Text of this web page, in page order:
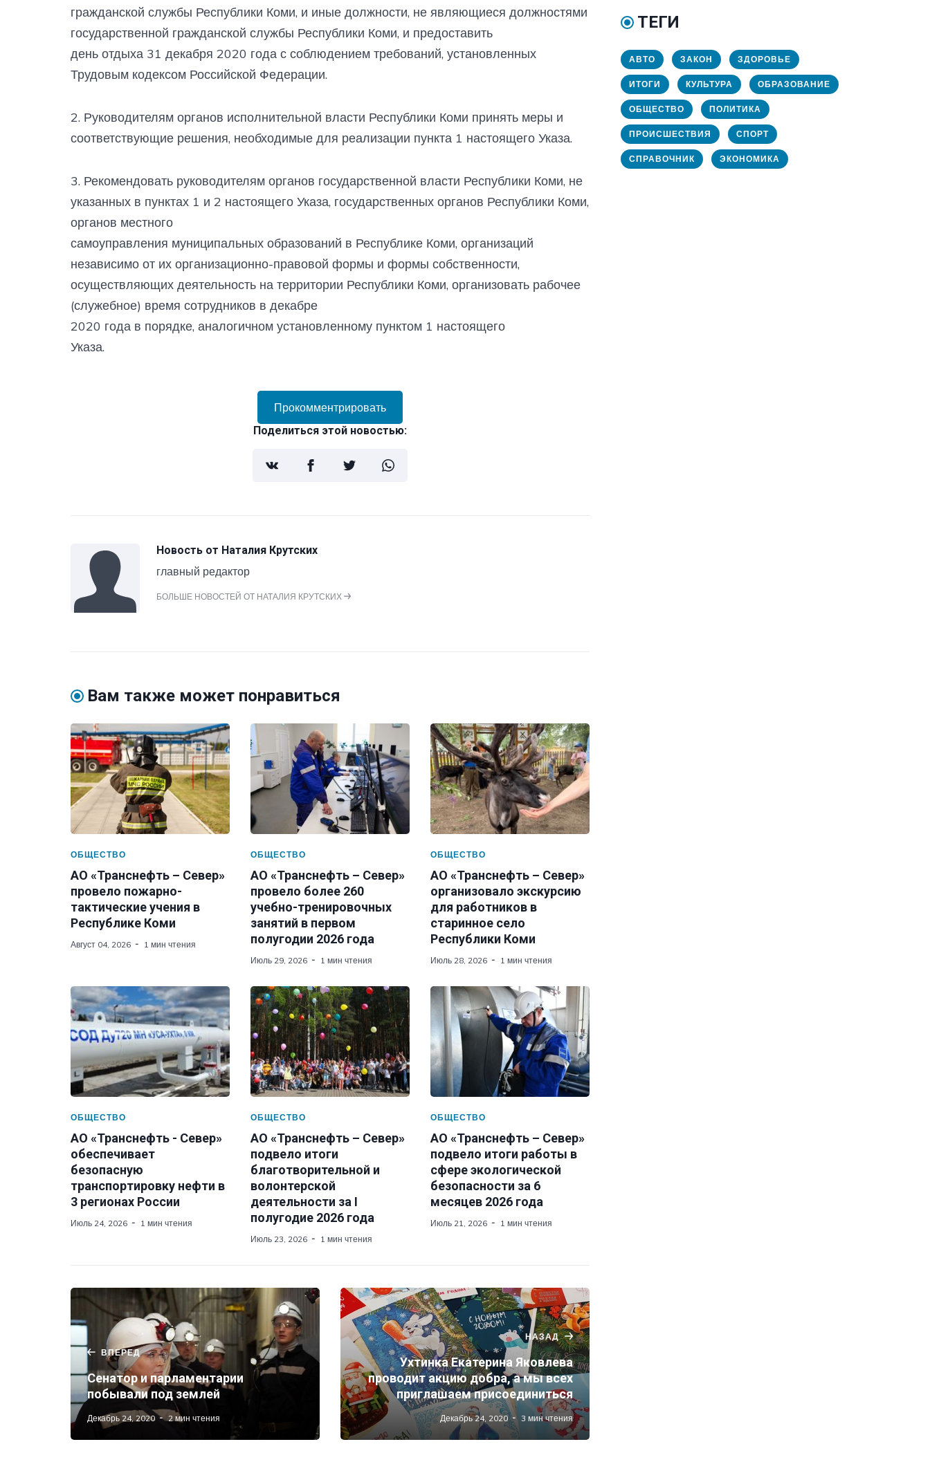
гражданской службы Республики Коми, и иные должности, не являющиеся должностями
государственной гражданской службы Республики Коми, и предоставить
день отдыха 31 декабря 2020 года с соблюдением требований, установленных
Трудовым кодексом Российской Федерации.
2. Руководителям органов исполнительной власти Республики Коми принять меры и
соответствующие решения, необходимые для реализации пункта 1 настоящего Указа.
3. Рекомендовать руководителям органов государственной власти Республики Коми, не
указанных в пунктах 1 и 2 настоящего Указа, государственных органов Республики Коми,
органов местного
самоуправления муниципальных образований в Республике Коми, организаций
независимо от их организационно-правовой формы и формы собственности,
осуществляющих деятельность на территории Республики Коми, организовать рабочее
(служебное) время сотрудников в декабре
2020 года в порядке, аналогичном установленному пунктом 1 настоящего
Указа.
Прокомментрировать
Поделиться этой новостью:
Новость от Наталия Крутских
главный редактор
БОЛЬШЕ НОВОСТЕЙ ОТ НАТАЛИЯ КРУТСКИХ
Вам также может понравиться
ОБЩЕСТВО
АО «Транснефть – Север»
провело пожарно-
тактические учения в
Республике Коми
Август 04, 2026 1 мин чтения
ОБЩЕСТВО
АО «Транснефть – Север»
провело более 260
учебно-тренировочных
занятий в первом
полугодии 2026 года
Июль 29, 2026 1 мин чтения
ОБЩЕСТВО
АО «Транснефть – Север»
организовало экскурсию
для работников в
старинное село
Республики Коми
Июль 28, 2026 1 мин чтения
ОБЩЕСТВО
АО «Транснефть - Север»
обеспечивает
безопасную
транспортировку нефти в
3 регионах России
Июль 24, 2026 1 мин чтения
ОБЩЕСТВО
АО «Транснефть – Север»
подвело итоги
благотворительной и
волонтерской
деятельности за I
полугодие 2026 года
Июль 23, 2026 1 мин чтения
ОБЩЕСТВО
АО «Транснефть – Север»
подвело итоги работы в
сфере экологической
безопасности за 6
месяцев 2026 года
Июль 21, 2026 1 мин чтения
ВПЕРЕД
Сенатор и парламентарии
побывали под землей
Декабрь 24, 2020 2 мин чтения
НАЗАД
Ухтинка Екатерина Яковлева
проводит акцию добра, а мы всех
приглашаем присоединиться
Декабрь 24, 2020 3 мин чтения
ТЕГИ
АВТО ЗАКОН ЗДОРОВЬЕ
ИТОГИ КУЛЬТУРА ОБРАЗОВАНИЕ
ОБЩЕСТВО ПОЛИТИКА
ПРОИСШЕСТВИЯ СПОРТ
СПРАВОЧНИК ЭКОНОМИКА